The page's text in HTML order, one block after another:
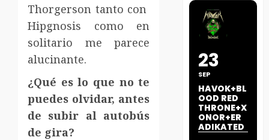
Thorgerson tanto con
Hipgnosis como en
solitario me parece
alucinante.
¿Qué es lo que no te
puedes olvidar, antes
de subir al autobús
de gira?
23
SEP
HAVOK+BL
OOD RED
THRONE+X
ONOR+ER
ADIKATED